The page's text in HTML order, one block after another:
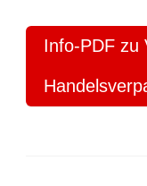
Info-PDF zu